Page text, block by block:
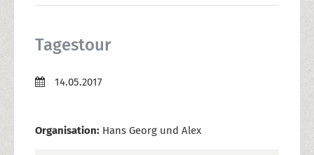
Tagestour
14.05.2017
Organisation: Hans Georg und Alex